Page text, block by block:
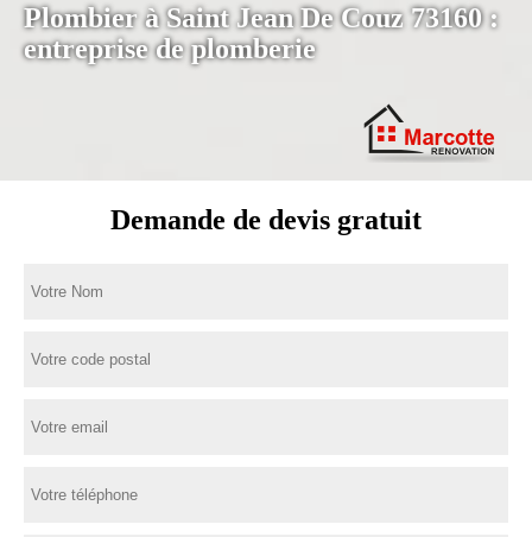
Plombier à Saint Jean De Couz 73160 :
entreprise de plomberie
Demande de devis gratuit